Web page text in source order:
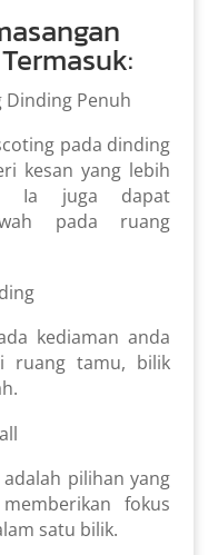
Termasuk:
Dinding Penuh
pada dinding
kesan yang lebih
Ia juga dapat
pada ruang
kediaman anda
ruang tamu, bilik
pilihan yang
fokus
satu bilik.